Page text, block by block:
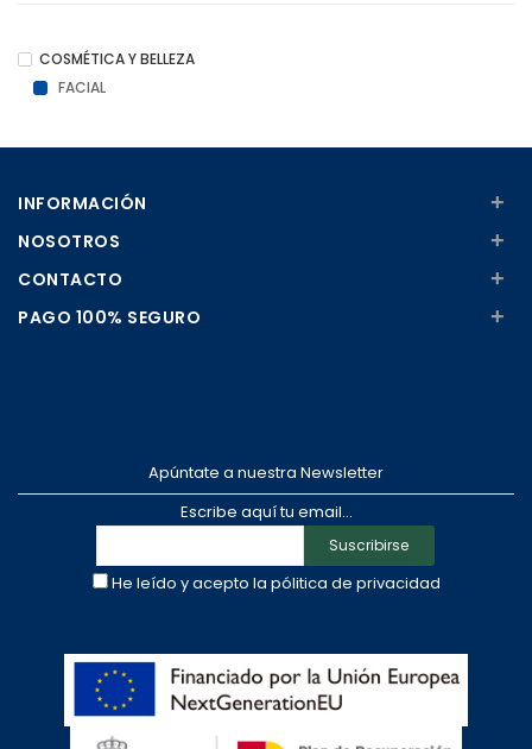
COSMÉTICA Y BELLEZA
FACIAL
INFORMACIÓN +
NOSOTROS +
CONTACTO +
PAGO 100% SEGURO +
Apúntate a nuestra Newsletter
Escribe aquí tu email...
Suscribirse
He leído y acepto la pólitica de privacidad